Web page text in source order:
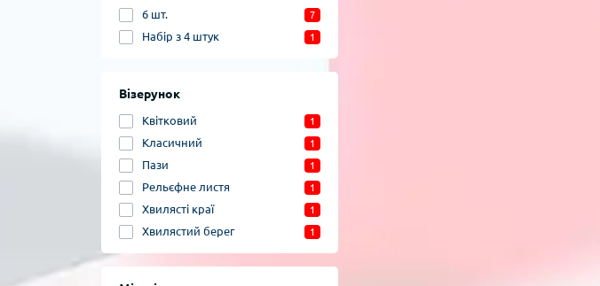
6 шт. 7
Набір з 4 штук 1
Візерунок
Квітковий 1
Класичний 1
Пази 1
Рельєфне листя 1
Хвилясті краї 1
Хвилястий берег 1